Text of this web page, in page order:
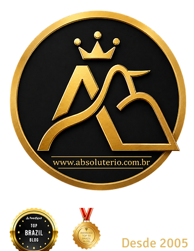
Desde 2005